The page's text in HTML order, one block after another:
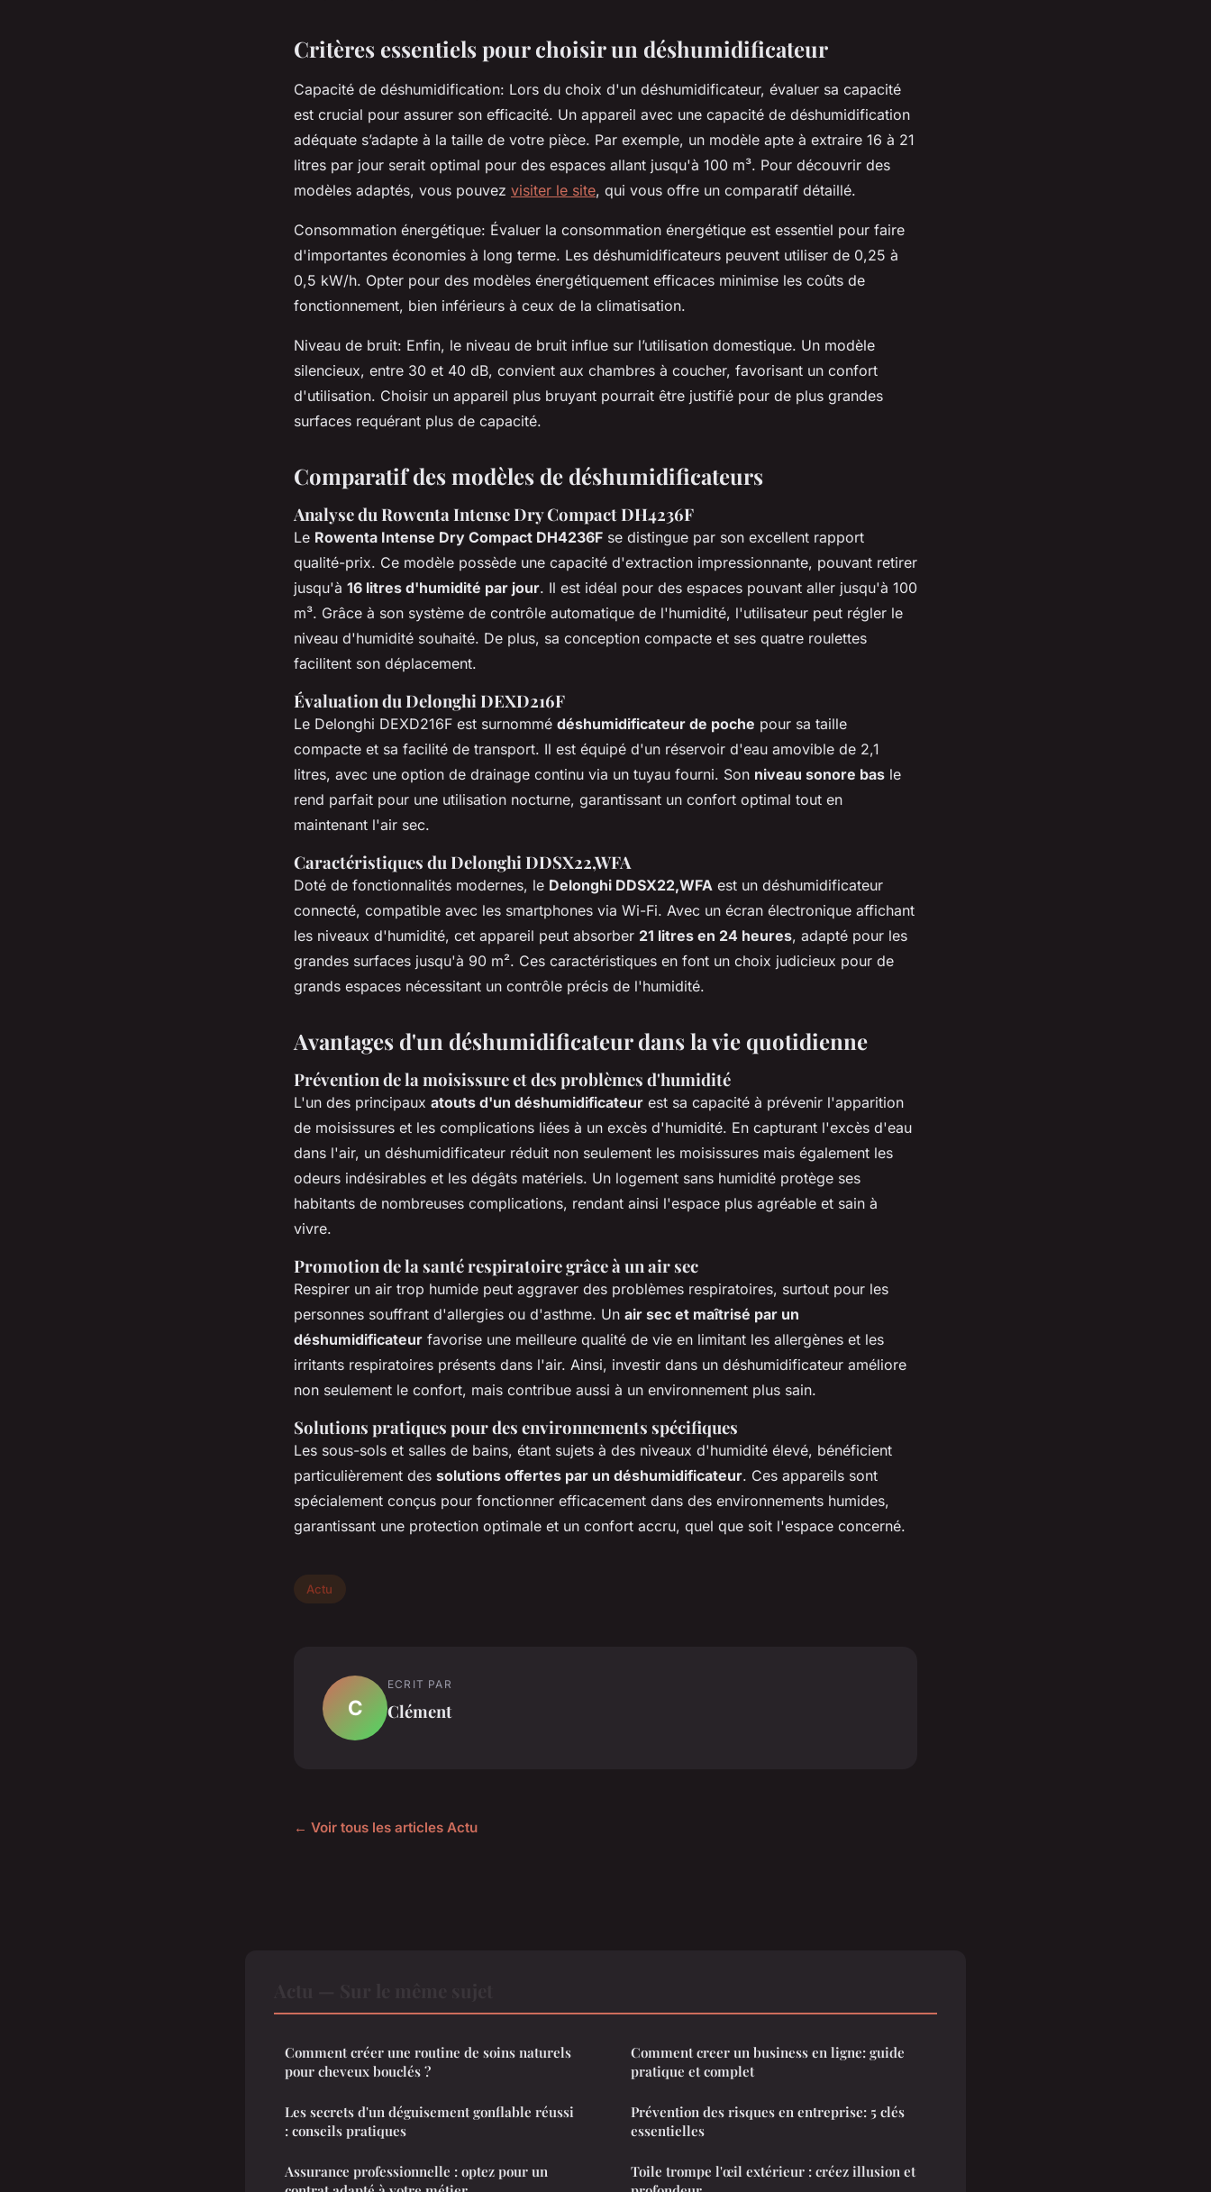
Critères essentiels pour choisir un déshumidificateur
Capacité de déshumidification: Lors du choix d'un déshumidificateur, évaluer sa capacité
est crucial pour assurer son efficacité. Un appareil avec une capacité de déshumidification
adéquate s’adapte à la taille de votre pièce. Par exemple, un modèle apte à extraire 16 à 21
litres par jour serait optimal pour des espaces allant jusqu'à 100 m³. Pour découvrir des
modèles adaptés, vous pouvez visiter le site, qui vous offre un comparatif détaillé.
Consommation énergétique: Évaluer la consommation énergétique est essentiel pour faire
d'importantes économies à long terme. Les déshumidificateurs peuvent utiliser de 0,25 à
0,5 kW/h. Opter pour des modèles énergétiquement efficaces minimise les coûts de
fonctionnement, bien inférieurs à ceux de la climatisation.
Niveau de bruit: Enfin, le niveau de bruit influe sur l’utilisation domestique. Un modèle
silencieux, entre 30 et 40 dB, convient aux chambres à coucher, favorisant un confort
d'utilisation. Choisir un appareil plus bruyant pourrait être justifié pour de plus grandes
surfaces requérant plus de capacité.
Comparatif des modèles de déshumidificateurs
Analyse du Rowenta Intense Dry Compact DH4236F
Le Rowenta Intense Dry Compact DH4236F se distingue par son excellent rapport
qualité-prix. Ce modèle possède une capacité d'extraction impressionnante, pouvant retirer
jusqu'à 16 litres d'humidité par jour. Il est idéal pour des espaces pouvant aller jusqu'à 100
m³. Grâce à son système de contrôle automatique de l'humidité, l'utilisateur peut régler le
niveau d'humidité souhaité. De plus, sa conception compacte et ses quatre roulettes
facilitent son déplacement.
Évaluation du Delonghi DEXD216F
Le Delonghi DEXD216F est surnommé déshumidificateur de poche pour sa taille
compacte et sa facilité de transport. Il est équipé d'un réservoir d'eau amovible de 2,1
litres, avec une option de drainage continu via un tuyau fourni. Son niveau sonore bas le
rend parfait pour une utilisation nocturne, garantissant un confort optimal tout en
maintenant l'air sec.
Caractéristiques du Delonghi DDSX22,WFA
Doté de fonctionnalités modernes, le Delonghi DDSX22,WFA est un déshumidificateur
connecté, compatible avec les smartphones via Wi-Fi. Avec un écran électronique affichant
les niveaux d'humidité, cet appareil peut absorber 21 litres en 24 heures, adapté pour les
grandes surfaces jusqu'à 90 m². Ces caractéristiques en font un choix judicieux pour de
grands espaces nécessitant un contrôle précis de l'humidité.
Avantages d'un déshumidificateur dans la vie quotidienne
Prévention de la moisissure et des problèmes d'humidité
L'un des principaux atouts d'un déshumidificateur est sa capacité à prévenir l'apparition
de moisissures et les complications liées à un excès d'humidité. En capturant l'excès d'eau
dans l'air, un déshumidificateur réduit non seulement les moisissures mais également les
odeurs indésirables et les dégâts matériels. Un logement sans humidité protège ses
habitants de nombreuses complications, rendant ainsi l'espace plus agréable et sain à
vivre.
Promotion de la santé respiratoire grâce à un air sec
Respirer un air trop humide peut aggraver des problèmes respiratoires, surtout pour les
personnes souffrant d'allergies ou d'asthme. Un air sec et maîtrisé par un
déshumidificateur favorise une meilleure qualité de vie en limitant les allergènes et les
irritants respiratoires présents dans l'air. Ainsi, investir dans un déshumidificateur améliore
non seulement le confort, mais contribue aussi à un environnement plus sain.
Solutions pratiques pour des environnements spécifiques
Les sous-sols et salles de bains, étant sujets à des niveaux d'humidité élevé, bénéficient
particulièrement des solutions offertes par un déshumidificateur. Ces appareils sont
spécialement conçus pour fonctionner efficacement dans des environnements humides,
garantissant une protection optimale et un confort accru, quel que soit l'espace concerné.
Actu
C
ECRIT PAR
Clément
← Voir tous les articles Actu
Comment créer une routine de soins naturels
pour cheveux bouclés ?
Les secrets d'un déguisement gonflable réussi
: conseils pratiques
Assurance professionnelle : optez pour un
Comment creer un business en ligne: guide
pratique et complet
Prévention des risques en entreprise: 5 clés
essentielles
Toile trompe l'œil extérieur : créez illusion et